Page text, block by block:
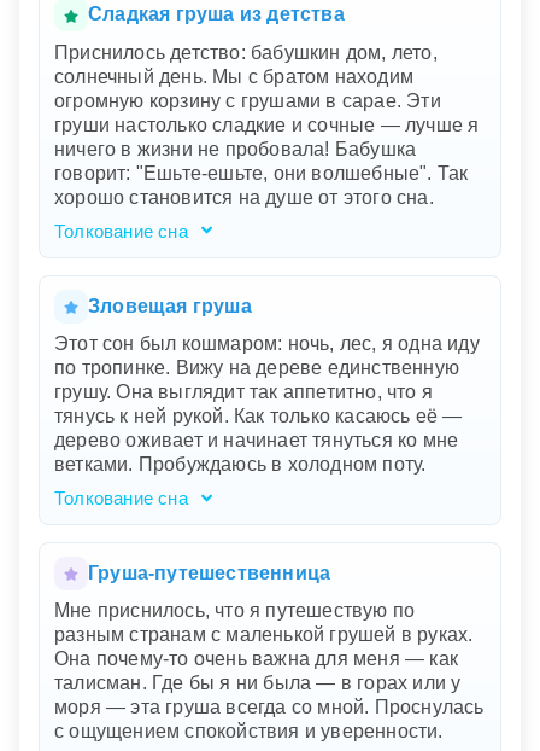
символизирует ваше стремление к счастью и
Огромная танцующая груша — это
воплощение чего-то необычного и
неожиданного в вашей жизни, возможно,
какого-то неординарного события или
человека, который приносит радость и смех.
Смех и аплодисменты вокруг вас
подчеркивают вашу способность
наслаждаться моментом, даже если он
Сладкая груша из детства
Приснилось детство: бабушкин дом, лето,
солнечный день. Мы с братом находим
огромную корзину с грушами в сарае. Эти
груши настолько сладкие и сочные — лучше я
ничего в жизни не пробовала! Бабушка
говорит: "Ешьте-ешьте, они волшебные". Так
хорошо становится на душе от этого сна.
Толкование сна
Этот сон — настоящее погружение в ваше
детство, полное беззаботности и радости.
Бабушкин дом символизирует тепло,
испытывали в те времена. Сладкие и сочные
груши олицетворяют изобилие и удовольствие
от жизни. Ваша бабушка с её словами
подчеркивает волшебство момента,
заставляя вас чувствовать счастье и
удовлетворение. Этот сон указывает на то, что
вы тоскуете по таким простым и радостным
моментам в своей жизни, возможно,
испытываете потребность вернуться к корням
и вспомнить источники вашего истинного
Зловещая груша
Этот сон был кошмаром: ночь, лес, я одна иду
по тропинке. Вижу на дереве единственную
грушу. Она выглядит так аппетитно, что я
тянусь к ней рукой. Как только касаюсь её —
дерево оживает и начинает тянуться ко мне
ветками. Пробуждаюсь в холодном поту.
Толкование сна
Ваш сон, полный напряжения и символизма,
может отражать внутренние страхи и
противоречия. Лес ночью — это часто символ
тропинке, что говорит о чувствах одиночества
или изоляции. Груша на дереве — нечто
заманчивое, возможно, символизирует
желание или цель, которая кажется вам
важной и притягательной. Но когда вы
пытаетесь достичь этого, дерево оживает и
Груша-путешественница
Мне приснилось, что я путешествую по
разным странам с маленькой грушей в руках.
Она почему-то очень важна для меня — как
талисман. Где бы я ни была — в горах или у
моря — эта груша всегда со мной. Проснулась
с ощущением спокойствия и уверенности.